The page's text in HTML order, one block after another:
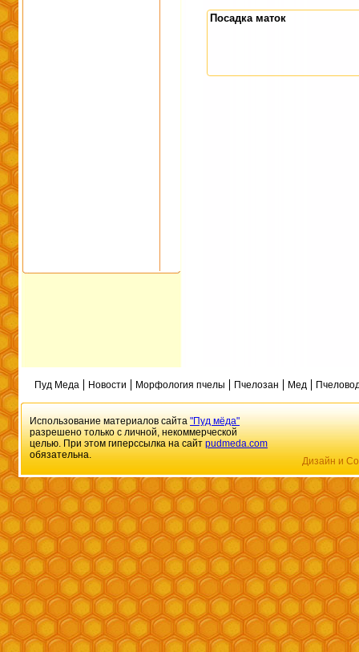
Посадка маток
Пуд Меда Новости Морфология пчелы Пчелозан Мед
Использование материалов сайта"Пуд мёда"
разрешено только с личной, некоммерческой
целью. При этом гиперссылка на сайтpudmeda.com
обязательна.
Дизайн и